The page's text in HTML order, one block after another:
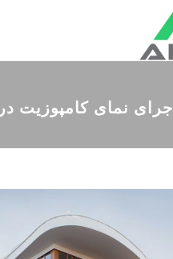
اجرای نمای کامپوزیت